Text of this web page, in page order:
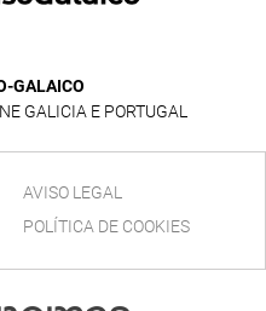
GALAICO
GALICIA E PORTUGAL
AVISO LEGAL
POLÍTICA DE COOKIES